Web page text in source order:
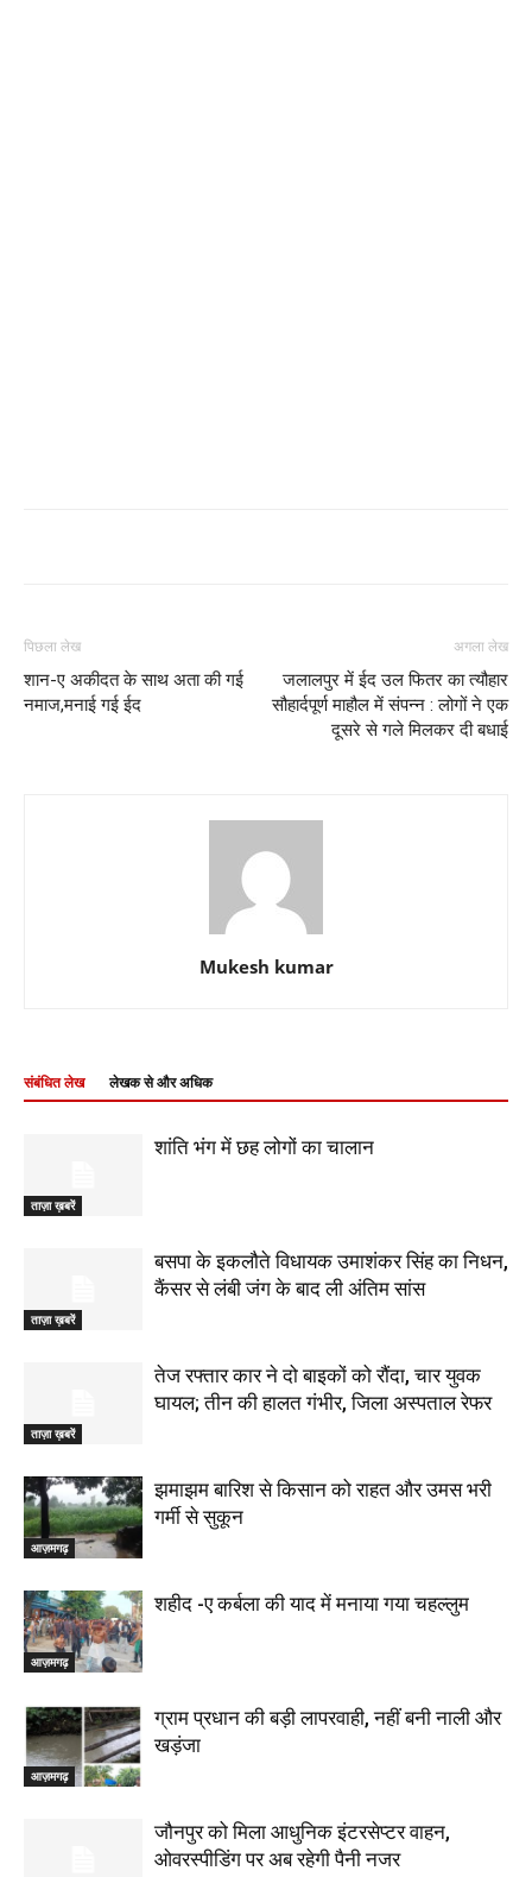
पिछला लेख
शान-ए अकीदत के साथ अता की गई
नमाज,मनाई गई ईद
अगला लेख
जलालपुर में ईद उल फितर का त्यौहार
सौहार्दपूर्ण माहौल में संपन्न : लोगों ने एक
दूसरे से गले मिलकर दी बधाई
Mukesh kumar
संबंधित लेख लेखक से और अधिक
ताज़ा ख़बरें
शांति भंग में छह लोगों का चालान
ताज़ा ख़बरें
बसपा के इकलौते विधायक उमाशंकर सिंह का निधन,
कैंसर से लंबी जंग के बाद ली अंतिम सांस
ताज़ा ख़बरें
तेज रफ्तार कार ने दो बाइकों को रौंदा, चार युवक
घायल; तीन की हालत गंभीर, जिला अस्पताल रेफर
आज़मगढ़
झमाझम बारिश से किसान को राहत और उमस भरी
गर्मी से सुकून
आज़मगढ़
शहीद -ए कर्बला की याद में मनाया गया चहल्लुम
आज़मगढ़
ग्राम प्रधान की बड़ी लापरवाही, नहीं बनी नाली और
खड़ंजा
जौनपुर को मिला आधुनिक इंटरसेप्टर वाहन,
ओवरस्पीडिंग पर अब रहेगी पैनी नजर